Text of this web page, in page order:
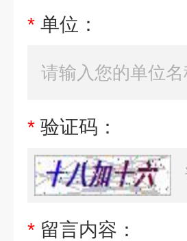
* 单位：
* 验证码：
* 留言内容：